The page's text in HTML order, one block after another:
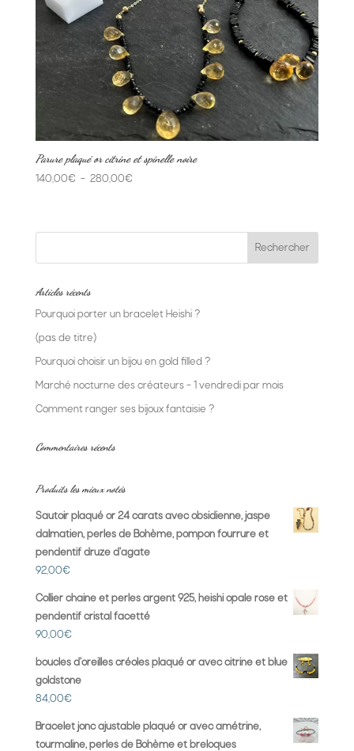
Parure plaqué or citrine et spinelle noire
140,00€ – 280,00€Plage
140,00€
Articles récents
Pourquoi porter un bracelet Heishi ?
(pas de titre)
Pourquoi choisir un bijou en gold filled ?
Marché nocturne des créateurs – 1 vendredi par mois
Comment ranger ses bijoux fantaisie ?
Commentaires récents
Produits les mieux notés
Sautoir plaqué or 24 carats avec obsidienne, jaspe
dalmatien, perles de Bohème, pompon fourrure et
pendentif druze d'agate
92,00€
Collier chaine et perles argent 925, heishi opale rose et
pendentif cristal facetté
90,00€
boucles d'oreilles créoles plaqué or avec citrine et blue
goldstone
84,00€
Bracelet jonc ajustable plaqué or avec amétrine,
tourmaline, perles de Bohème et breloques